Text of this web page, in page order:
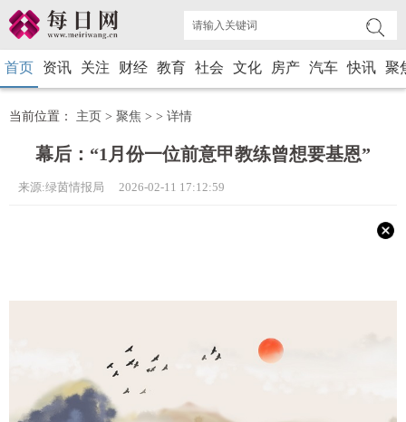
首页 资讯 关注 财经 教育 社会 文化 房产 汽车 快讯 聚
当前位置： 主页 > 聚焦 > > 详情
幕后：“1月份一位前意甲教练曾想要基恩”
来源:绿茵情报局 2026-02-11 17:12:59